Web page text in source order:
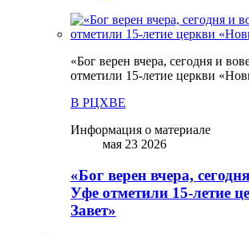
«Бог верен вчера, сегодня и
отметили 15-летие церкви
В РЦХВЕ
Информация о материале
мая 23 2026
«Бог верен вчера,
Уфе отметили 15-летие
Завет»